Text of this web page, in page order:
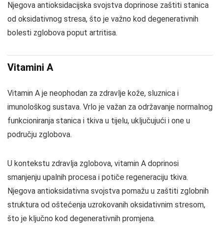
Njegova antioksidacijska svojstva doprinose zaštiti stanica
od oksidativnog stresa, što je važno kod degenerativnih
bolesti zglobova poput artritisa.
Vitamini A
Vitamin A je neophodan za zdravlje kože, sluznica i
imunološkog sustava. Vrlo je važan za održavanje normalnog
funkcioniranja stanica i tkiva u tijelu, uključujući i one u
području zglobova.
U kontekstu zdravlja zglobova, vitamin A doprinosi
smanjenju upalnih procesa i potiče regeneraciju tkiva.
Njegova antioksidativna svojstva pomažu u zaštiti zglobnih
struktura od oštećenja uzrokovanih oksidativnim stresom,
što je ključno kod degenerativnih promjena.